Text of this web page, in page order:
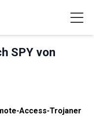
SPY von
Access-Trojaner